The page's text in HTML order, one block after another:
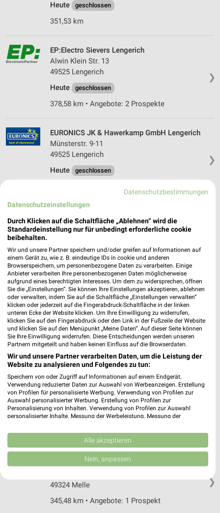
Heute
geschlossen
351,53 km
❯
EP:Electro Sievers Lengerich
Alwin Klein Str. 13
49525 Lengerich
Heute
geschlossen
378,58 km • Angebote: 2 Prospekte
❯
EURONICS JK & Hawerkamp GmbH Lengerich
Münsterstr. 9-11
49525 Lengerich
Heute
geschlossen
Mettinger Str. 19
Heute geschlossen
382,05 km • Angebote: 2 Prospekte
EURONICS Sommer Bad Rothenfelde
Frankfurter Str. 28
49214 Bad Rothenfelde
Heute geschlossen
359,27 km • Angebote: 1 Prospekt
expert Melle
Weststraße 15
49324 Melle
Heute geschlossen
345,91 km
❯
EURONICS Mestemacher Melle
49324 Melle
345,48 km • Angebote: 1 Prospekt
Datenschutzbestimmungen
Datenschutzeinstellungen
Durch Klicken auf die Schaltfläche „Ablehnen“ wird die
Standardeinstellung nur für unbedingt erforderliche cookie
beibehalten.
Wir und unsere Partner speichern und/oder greifen auf Informationen auf
einem Gerät zu, wie z. B. eindeutige IDs in cookie und anderen
Browserspeichern, um personenbezogene Daten zu verarbeiten. Einige
Anbieter verarbeiten Ihre personenbezogenen Daten möglicherweise
aufgrund eines berechtigten Interesses. Um dem zu widersprechen, öffnen
Sie die „Einstellungen“. Sie können Ihre Einstellungen akzeptieren, ablehnen
oder verwalten, indem Sie auf die Schaltfläche „Einstellungen verwalten“
klicken oder jederzeit auf die Fingerabdruck-Schaltfläche in der linken
unteren Ecke der Website klicken. Um Ihre Einwilligung zu widerrufen,
klicken Sie auf den Fingerabdruck oder den Link in der Fußzeile der Website
und klicken Sie auf den Menüpunkt „Meine Daten“. Auf dieser Seite können
Sie Ihre Einwilligung widerrufen. Diese Entscheidungen werden unseren
Partnern mitgeteilt und haben keinen Einfluss auf die Browserdaten.
Wir und unsere Partner verarbeiten Daten, um die Leistung der
Website zu analysieren und Folgendes zu tun:
Speichern von oder Zugriff auf Informationen auf einem Endgerät.
Verwendung reduzierter Daten zur Auswahl von Werbeanzeigen. Erstellung
von Profilen für personalisierte Werbung. Verwendung von Profilen zur
Auswahl personalisierter Werbung. Erstellung von Profilen zur
Personalisierung von Inhalten. Verwendung von Profilen zur Auswahl
personalisierter Inhalte. Messung der Werbeleistung. Messung der
Kombinationen von Daten aus verschiedenen Quellen. Entwicklung und
Verbesserung der Angebote. Verwendung reduzierter Daten zur Auswahl
von Inhalten.
Daten können außerhalb der Europäischen Union weitergegeben und in die
Website/App.
Alle akzeptieren
Nein, anpassen